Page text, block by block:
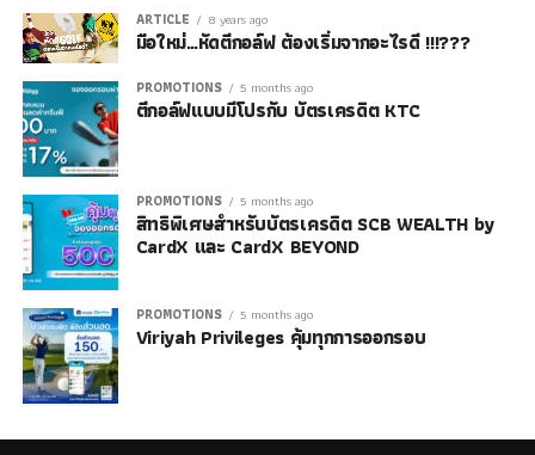
ARTICLE 8 years ago
มือใหม่…หัดตีกอล์ฟ ต้องเริ่มจากอะไรดี !!!???
PROMOTIONS 5 months ago
ตีกอล์ฟแบบมีโปรกับ บัตรเครดิต KTC
PROMOTIONS 5 months ago
สิทธิพิเศษสำหรับบัตรเครดิต SCB WEALTH by
CardX และ CardX BEYOND
PROMOTIONS 5 months ago
Viriyah Privileges คุ้มทุกการออกรอบ